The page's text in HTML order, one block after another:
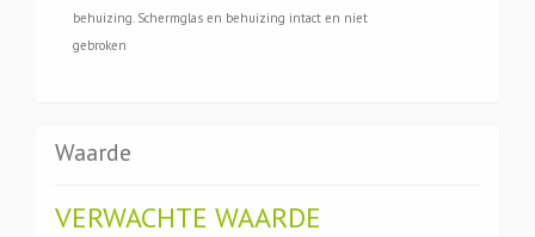
behuizing. Schermglas en behuizing intact en niet
gebroken
Waarde
VERWACHTE WAARDE